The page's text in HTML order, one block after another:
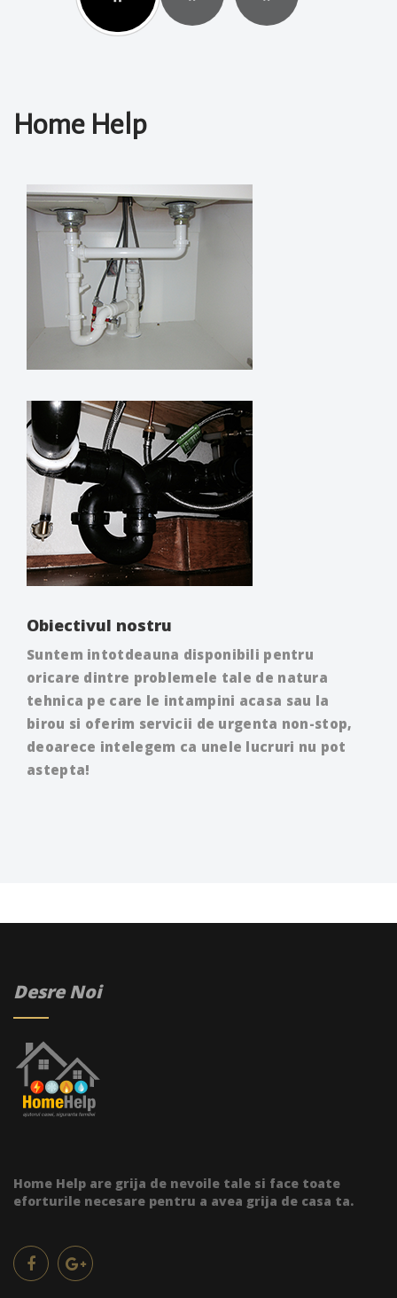
Home Help
Obiectivul nostru
Suntem intotdeauna disponibili pentru
oricare dintre problemele tale de natura
tehnica pe care le intampini acasa sau la
birou si oferim servicii de urgenta non-stop,
deoarece intelegem ca unele lucruri nu pot
astepta!
Desre Noi
Home Help are grija de nevoile tale si face toate
eforturile necesare pentru a avea grija de casa ta.